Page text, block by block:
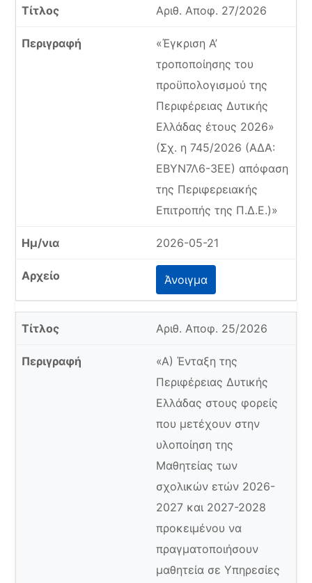
Αριθ. Αποφ. 27/2026
«Έγκριση Α’
τροποποίησης του
προϋπολογισμού της
Περιφέρειας Δυτικής
Ελλάδας έτους 2026»
(Σχ. η 745/2026 (ΑΔΑ:
ΕΒΥΝ7Λ6-3ΕΕ) απόφαση
της Περιφερειακής
Επιτροπής της Π.Δ.Ε.)»
2026-05-21
Άνοιγμα
Αριθ. Αποφ. 25/2026
«Α) Ένταξη της
Περιφέρειας Δυτικής
Ελλάδας στους φορείς
που μετέχουν στην
υλοποίηση της
Μαθητείας των
σχολικών ετών 2026-
2027 και 2027-2028
προκειμένου να
πραγματοποιήσουν
μαθητεία σε Υπηρεσίες